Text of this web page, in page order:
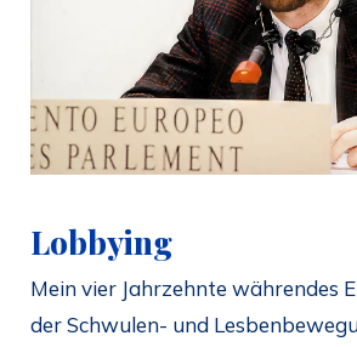
Lobbying
Mein vier Jahrzehnte währendes
der Schwulen- und